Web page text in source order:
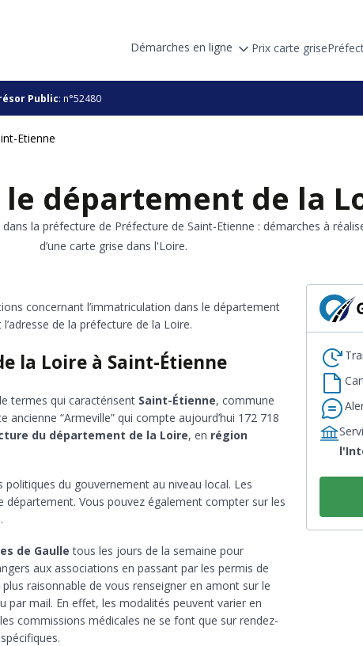
Démarches en ligne Prix carte grise
Public: n°52480
Etienne
département de la
la préfecture de Préfecture de Saint-Etienne : démarches à
d’une carte grise dans l'Loire.
concernant l’immatriculation dans le département
de la préfecture de la Loire.
la Loire à Saint-Étienne
termes qui caractérisent Saint-Étienne, commune
“Armeville” qui compte aujourd’hui 172 718
du département de la Loire, en région
du gouvernement au niveau local. Les
Vous pouvez également compter sur les
de Gaulle tous les jours de la semaine pour
aux associations en passant par les permis de
raisonnable de vous renseigner en amont sur le
par mail. En effet, les modalités peuvent varier en
commissions médicales ne se font que sur rendez-